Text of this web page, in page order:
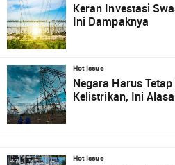
Keran Investasi
Ini Dampaknya
Hot Issue
Negara Harus
Kelistrikan, Ini
Hot Issue